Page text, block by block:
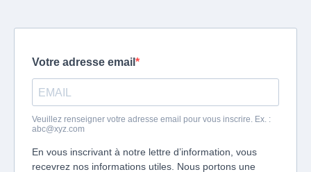
Votre adresse email
Veuillez renseigner votre adresse email pour vous inscrire. Ex. :
abc@xyz.com
En vous inscrivant à notre lettre d’information, vous
recevrez nos informations utiles. Nous portons une